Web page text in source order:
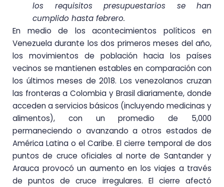
los requisitos presupuestarios se han
cumplido hasta febrero.
En medio de los acontecimientos políticos en
Venezuela durante los dos primeros meses del año,
los movimientos de población hacia los países
vecinos se mantienen estables en comparación con
los últimos meses de 2018. Los venezolanos cruzan
las fronteras a Colombia y Brasil diariamente, donde
acceden a servicios básicos (incluyendo medicinas y
alimentos), con un promedio de 5,000
permaneciendo o avanzando a otros estados de
América Latina o el Caribe. El cierre temporal de dos
puntos de cruce oficiales al norte de Santander y
Arauca provocó un aumento en los viajes a través
de puntos de cruce irregulares. El cierre afectó